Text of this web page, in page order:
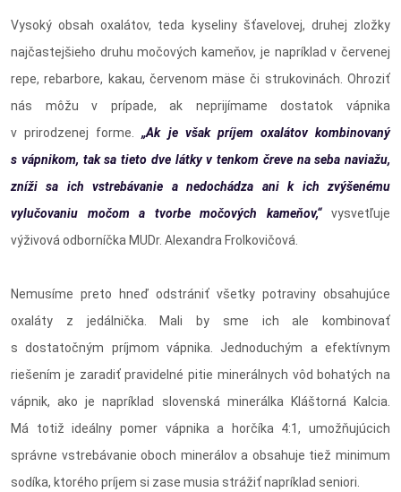
Vysoký obsah oxalátov, teda kyseliny šťavelovej, druhej zložky
najčastejšieho druhu močových kameňov, je napríklad v červenej
repe, rebarbore, kakau, červenom mäse či strukovinách. Ohroziť
nás môžu v prípade, ak neprijímame dostatok vápnika
v prirodzenej forme.„Ak je však príjem oxalátov kombinovaný
s vápnikom, tak sa tieto dve látky v tenkom čreve na seba naviažu,
zníži sa ich vstrebávanie a nedochádza ani k ich zvýšenému
vylučovaniu močom a tvorbe močových kameňov,“vysvetľuje
výživová odborníčka MUDr. Alexandra Frolkovičová.
Nemusíme preto hneď odstrániť všetky potraviny obsahujúce
oxaláty z jedálnička. Mali by sme ich ale kombinovať
s dostatočným príjmom vápnika. Jednoduchým a efektívnym
riešením je zaradiť pravidelné pitie minerálnych vôd bohatých na
vápnik, ako je napríklad slovenská minerálka Kláštorná Kalcia.
Má totiž ideálny pomer vápnika a horčíka 4:1, umožňujúcich
správne vstrebávanie oboch minerálov a obsahuje tiež minimum
sodíka, ktorého príjem si zase musia strážiť napríklad seniori.